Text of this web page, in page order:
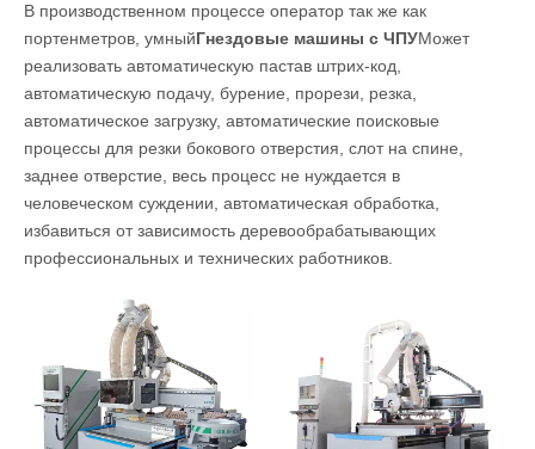
В производственном процессе оператор так же как
портенметров, умныйГнездовые машины с ЧПУМожет
реализовать автоматическую пастав штрих-код,
автоматическую подачу, бурение, прорези, резка,
автоматическое загрузку, автоматические поисковые
процессы для резки бокового отверстия, слот на спине,
заднее отверстие, весь процесс не нуждается в
человеческом суждении, автоматическая обработка,
избавиться от зависимость деревообрабатывающих
профессиональных и технических работников.